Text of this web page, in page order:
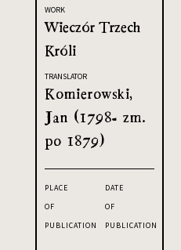
WORK
Wieczór Trzech
Króli
TRANSLATOR
Komierowski,
Jan (1798- zm.
po 1879)
PLACE
OF
PUBLICATION
DATE
OF
PUBLICATION